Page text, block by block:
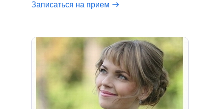
Записаться на прием